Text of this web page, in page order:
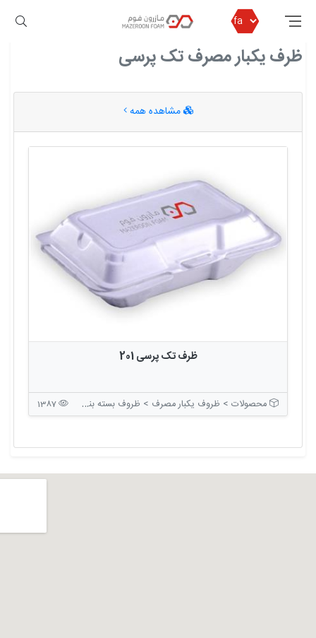
مازرون فوم ظرف یکبار مصرف تک پرسی
ظرف یکبار مصرف تک پرسی
مشاهده همه
ظرف تک پرسی 201
محصولات > ظروف یکبار مصرف > ظروف بسته بندی درب دار